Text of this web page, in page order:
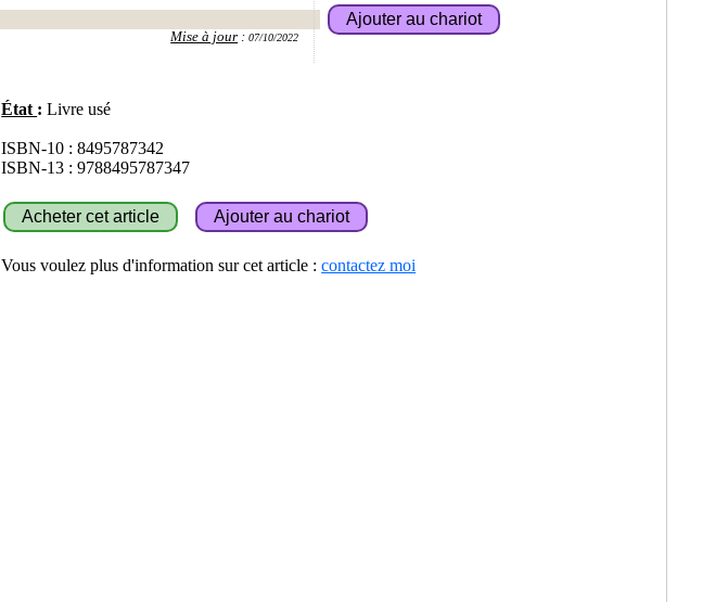
Mise à jour :07/10/2022
État : Livre usé
ISBN-10 : 8495787342
ISBN-13 : 9788495787347
Vous voulez plus d'information sur cet article :contactez moi